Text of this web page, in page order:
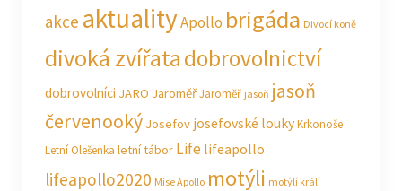
akce aktualityApollo brigáda Divocí koně
divoká zvířatadobrovolnictví
dobrovolníci JARO JaroměřJaroměř jasoň jasoň
červenooký Josefov josefovské loukyKrkonoše
Letní Olešenka letní tábor Life lifeapollo
lifeapollo2020 Mise Apollo motýli motýlí král